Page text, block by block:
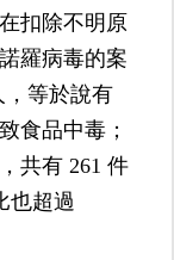
扣除不明原
羅病毒的案
，等於說有
食品中毒；
共有 261 件
也超過